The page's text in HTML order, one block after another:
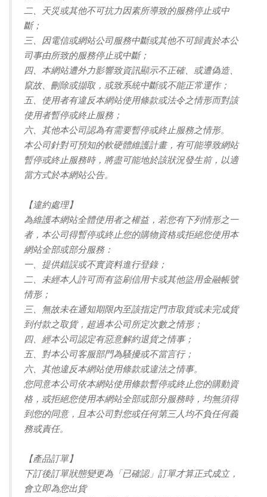
二、天災或其他不可抗力因素所導致的服務停止或中
斷；
三、因電信或網站公司服務中斷或其他不可歸責於本公
司事由所致的服務停止或中斷；
四、本網站遭外力影響致資訊顯示不正確、或遭偽造、
竄故、刪除或擷取，或致系統中斷或不能正常運作；
五、使用者有違反本網站使用條款或法令之情形而對該
使用者暫停或終止服務；
六、其他本公司認為有需要暫停或終止服務之情形。
本公司針對可預知的軟硬體維護計畫，有可能導致網站
暫停或終止服務時，將盡可能地於該狀況發生前，以適
當方式於本網站公告。
【違約處理】
為維護本網站全體使用者之權益，若您有下列情形之一
者，本公司得暫停或終止您的購物資格或拒絕您使用本
網站全部或部分服務：
一、提供錯誤或不實資料進行登錄；
二、未經本人許可而有盜刷信用卡或其他盜用金融帳號
情形；
三、無故未在通知期限內至該指定門市取貨或未完成貨
到付款之取貨，超過本公司所定次數之情形；
四、經本公司認定有惡意解約退貨之情事；
五、對本公司客服部門為騷擾或不當言行；
六、其他違反本網站使用條款或違法之情事。
您同意本公司依本網站使用條款暫停或終止您的購動資
格，或拒絕您使用本網站全部或部分服務時，均無須得
到您的同意，且本公司對您或任何第三人均不負任何義
務或責任。
【產品訂單】
下訂後訂單狀態變更為「已確認」訂單才算正式成立，
會立即為您出貨